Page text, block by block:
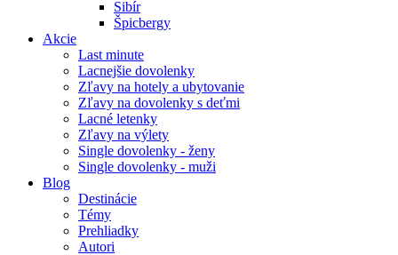
Sibír
Špicbergy
Akcie
Last minute
Lacnejšie dovolenky
Zľavy na hotely a ubytovanie
Zľavy na dovolenky s deťmi
Lacné letenky
Zľavy na výlety
Single dovolenky - ženy
Single dovolenky - muži
Blog
Destinácie
Témy
Prehliadky
Autori